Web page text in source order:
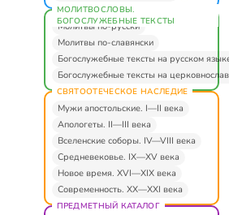
МОЛИТВОСЛОВЫ.
БОГОСЛУЖЕБНЫЕ ТЕКСТЫ
Молитвы по-русски
Молитвы по-славянски
Богослужебные тексты на русском
Богослужебные тексты на
СВЯТООТЕЧЕСКОЕ НАСЛЕДИЕ
Мужи апостольские. I—II века
Апологеты. II—III века
Вселенские соборы. IV—VIII века
Средневековье. IX—XV века
Новое время. XVI—XIX века
Современность. XX—XXI века
ПРЕДМЕТНЫЙ КАТАЛОГ